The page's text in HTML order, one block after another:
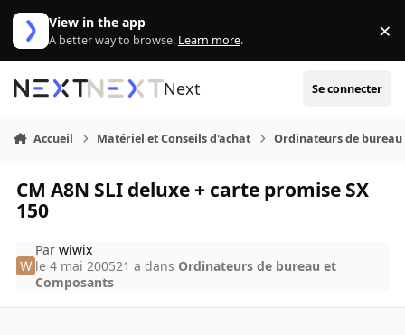
Aller au contenu
View in the app
A better way to browse. Learn more. ×
Next Se connecter
Accueil Matériel et Conseils d'achat Ordinateurs de bureau
CM A8N SLI deluxe + carte promise SX
150
Parwiwix
le 4 mai 200521 a dans Ordinateurs de bureau et
Composants